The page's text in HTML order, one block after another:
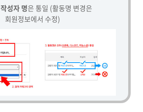
작성자 명은 통일 (활동명 변경은
회원정보에서 수정)